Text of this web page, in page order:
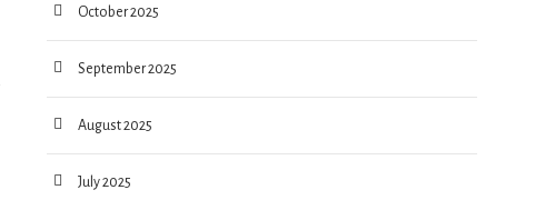
October 2025
September 2025
August 2025
July 2025